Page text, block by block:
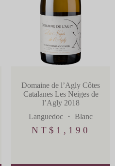
Domaine de l’Agly Côtes
Catalanes Les Neiges de
l’Agly 2018
Languedoc ・ Blanc
NT$ 1,190